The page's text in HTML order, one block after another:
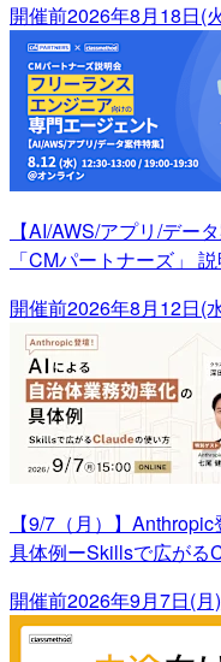
開催前2026年8月18日(
【AI/AWS/アプリ/デー
「CMパートナーズ」
開催前2026年8月12日(
【9/7（月）】
具体例ーSkillsで広がる
開催前2026年9月7日(月